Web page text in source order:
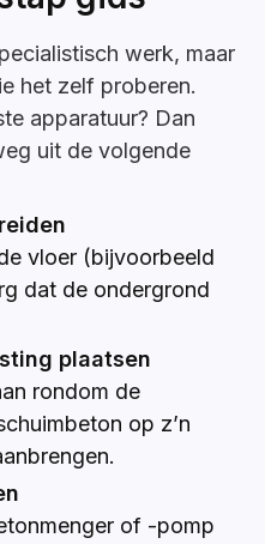
werk, maar
het zelf proberen.
apparatuur? Dan
uit de volgende
vloer (bijvoorbeeld
dat de ondergrond
plaatsen
rondom de
op z’n
of -pomp